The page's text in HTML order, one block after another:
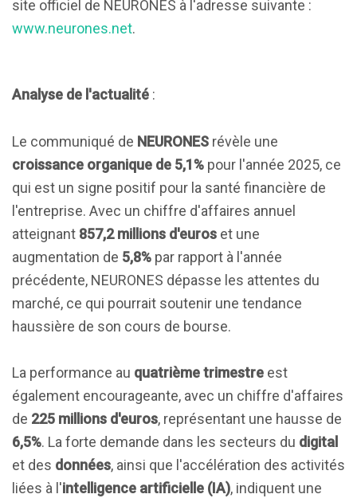
site officiel de NEURONES à l'adresse suivante :
www.neurones.net.
Analyse de l'actualité :
Le communiqué de NEURONES révèle une
croissance organique de 5,1% pour l'année 2025, ce
qui est un signe positif pour la santé financière de
l'entreprise. Avec un chiffre d'affaires annuel
atteignant 857,2 millions d'euros et une
augmentation de 5,8% par rapport à l'année
précédente, NEURONES dépasse les attentes du
marché, ce qui pourrait soutenir une tendance
haussière de son cours de bourse.
La performance au quatrième trimestre est
également encourageante, avec un chiffre d'affaires
de 225 millions d'euros, représentant une hausse de
6,5%. La forte demande dans les secteurs du digital
et des données, ainsi que l'accélération des activités
liées à l'intelligence artificielle (IA), indiquent une